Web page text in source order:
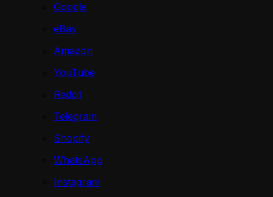
Google
eBay
Amazon
YouTube
Reddit
Telegram
Shopify
WhatsApp
Instagram